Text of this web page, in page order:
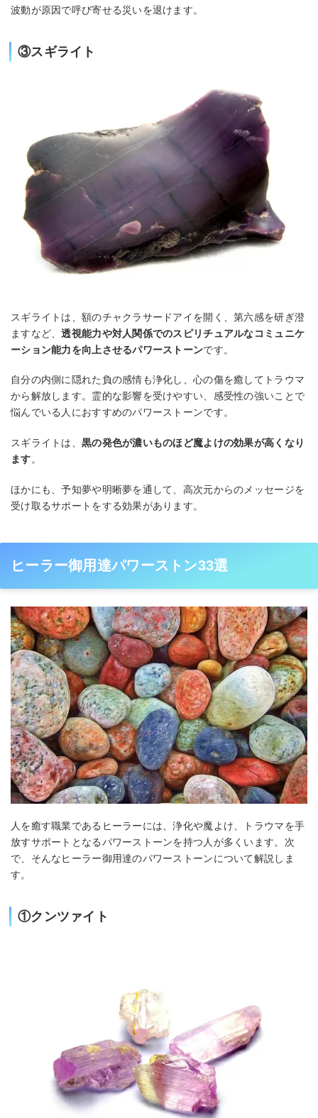
波動が原因で呼び寄せる災いを退けます。
③スギライト
スギライトは、額のチャクラサードアイを開く、第六感を研ぎ澄
ますなど、透視能力や対人関係でのスピリチュアルなコミュニケ
ーション能力を向上させるパワーストーンです。
自分の内側に隠れた負の感情も浄化し、心の傷を癒してトラウマ
から解放します。霊的な影響を受けやすい、感受性の強いことで
悩んでいる人におすすめのパワーストーンです。
スギライトは、 黒の発色が濃いものほど魔よけの効果が高くなり
ます。
ほかにも、予知夢や明晰夢を通して、高次元からのメッセージを
受け取るサポートをする効果があります。
ヒーラー御用達パワーストン33選
人を癒す職業であるヒーラーには、浄化や魔よけ、トラウマを手
放すサポートとなるパワーストーンを持つ人が多くいます。次
で、そんなヒーラー御用達のパワーストーンについて解説しま
す。
①クンツァイト